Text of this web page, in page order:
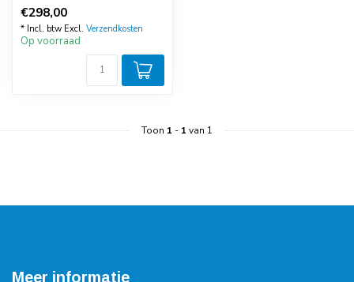
van e...
€298,00
* Incl. btw Excl. Verzendkosten
Op voorraad
Toon 1 - 1 van 1
Meer informatie